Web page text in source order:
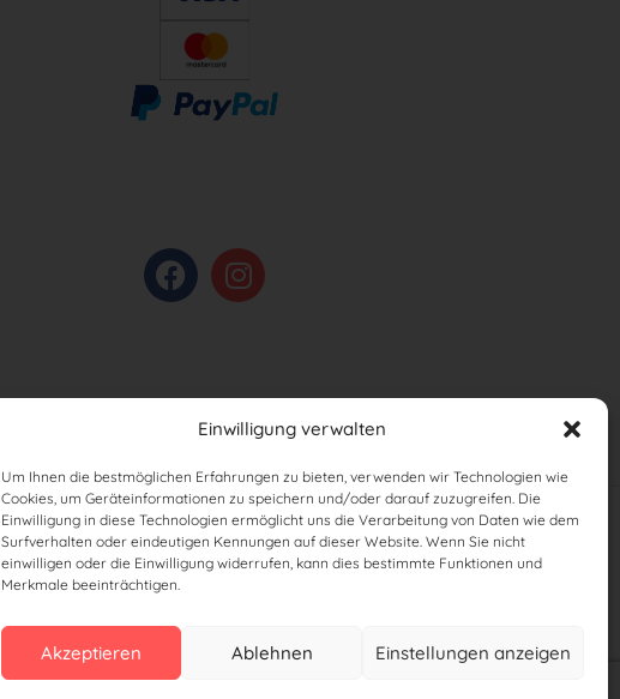
Einwilligung verwalten
Um Ihnen die bestmöglichen Erfahrungen zu bieten, verwenden wir Technologien wie
Cookies, um Geräteinformationen zu speichern und/oder darauf zuzugreifen. Die
Einwilligung in diese Technologien ermöglicht uns die Verarbeitung von Daten wie dem
Surfverhalten oder eindeutigen Kennungen auf dieser Website. Wenn Sie nicht
einwilligen oder die Einwilligung widerrufen, kann dies bestimmte Funktionen und
Merkmale beeinträchtigen.
Akzeptieren Ablehnen Einstellungen anzeigen